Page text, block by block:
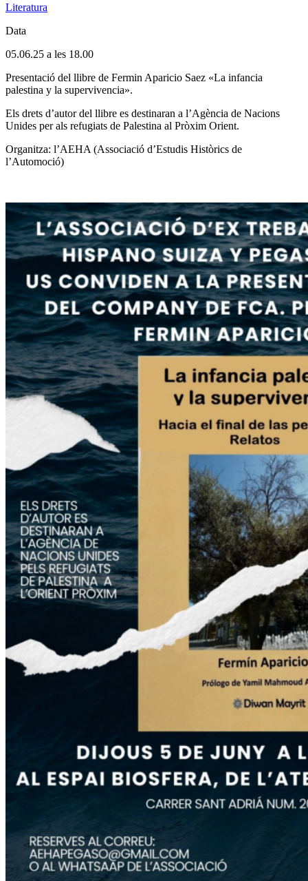
Literatura
Data
05.06.25 a les 18.00
Presentació del llibre de Fermin Aparicio Saez «La infancia
palestina y la supervivencia».
Els drets d’autor del llibre es destinaran a l’Agència de Nacions
Unides per als refugiats de Palestina al Pròxim Orient.
Organitza: l’AEHA (Associació d’Estudis Històrics de
l’Automoció)